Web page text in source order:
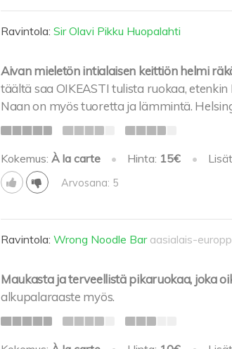
Ravintola: Sir Olavi Pikku Huopalahti
Aivan mieletön intialaisen keittiön helmi
täältä saa OIKEASTI tulista ruokaa,
Naan on myös tuoretta ja lämmintä.
Kokemus: À la carte • Hinta: 15€ •
Arvosana: 5
Ravintola: Wrong Noodle Bar aasialais-
Maukasta ja terveellistä pikaruokaa, joka
alkupalaraaste myös.